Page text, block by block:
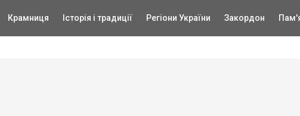
Крамниця Історія і традиції Регіони України Закордон